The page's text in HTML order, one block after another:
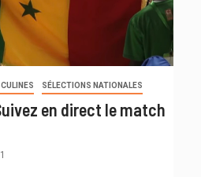
SÉLECTIONS NATIONALES
en direct le match